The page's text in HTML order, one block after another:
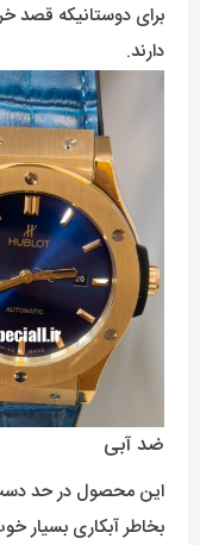
برای دوستانیکه
دارند.
ضد آبی
این محصول در حد
بخاطر آبکاری بسیار